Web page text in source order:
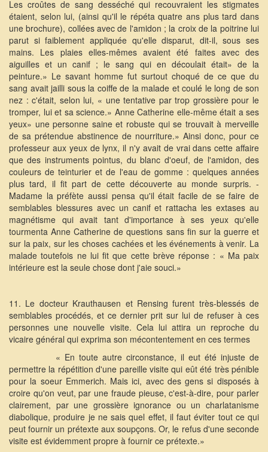
Les croûtes de sang desséché qui recouvraient les stigmates
étaient, selon lui, (ainsi qu'il le répéta quatre ans plus tard dans
une brochure), collées avec de l'amidon ; la croix de la poitrine lui
parut si faiblement appliquée qu'elle disparut, dit-il, sous ses
mains. Les plaies elles-mêmes avaient été faites avec des
aiguilles et un canif ; le sang qui en découlait était» de la
peinture.» Le savant homme fut surtout choqué de ce que du
sang avait jailli sous la coiffe de la malade et coulé le long de son
nez : c'était, selon lui, « une tentative par trop grossière pour le
tromper, lui et sa science.» Anne Catherine elle-même était a ses
yeux» une personne saine et robuste qui se trouvait à merveille
de sa prétendue abstinence de nourriture.» Ainsi donc, pour ce
professeur aux yeux de lynx, il n'y avait de vrai dans cette affaire
que des instruments pointus, du blanc d'oeuf, de l'amidon, des
couleurs de teinturier et de l'eau de gomme : quelques années
plus tard, il fit part de cette découverte au monde surpris. -
Madame la préfète aussi pensa qu'il était facile de se faire de
semblables blessures avec un canif et rattacha les extases au
magnétisme qui avait tant d'importance à ses yeux qu'elle
tourmenta Anne Catherine de questions sans fin sur la guerre et
sur la paix, sur les choses cachées et les événements à venir. La
malade toutefois ne lui fit que cette brève réponse : « Ma paix
intérieure est la seule chose dont j'aie souci.»
11. Le docteur Krauthausen et Rensing furent très-blessés de
semblables procédés, et ce dernier prit sur lui de refuser à ces
personnes une nouvelle visite. Cela lui attira un reproche du
vicaire général qui exprima son mécontentement en ces termes
« En toute autre circonstance, il eut été injuste de
permettre la répétition d'une pareille visite qui eût été très pénible
pour la soeur Emmerich. Mais ici, avec des gens si disposés à
croire qu'on veut, par une fraude pieuse, c'est-à-dire, pour parler
clairement, par une grossière ignorance ou un charlatanisme
diabolique, produire je ne sais quel effet, il faut éviter tout ce qui
peut fournir un prétexte aux soupçons. Or, le refus d'une seconde
visite est évidemment propre à fournir ce prétexte.»